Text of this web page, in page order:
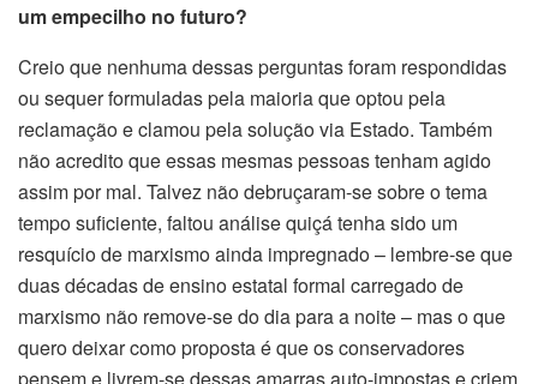
um empecilho no futuro?
Creio que nenhuma dessas perguntas foram respondidas
ou sequer formuladas pela maioria que optou pela
reclamação e clamou pela solução via Estado. Também
não acredito que essas mesmas pessoas tenham agido
assim por mal. Talvez não debruçaram-se sobre o tema
tempo suficiente, faltou análise quiçá tenha sido um
resquício de marxismo ainda impregnado – lembre-se que
duas décadas de ensino estatal formal carregado de
marxismo não remove-se do dia para a noite – mas o que
quero deixar como proposta é que os conservadores
pensem e livrem-se dessas amarras auto-impostas e criem